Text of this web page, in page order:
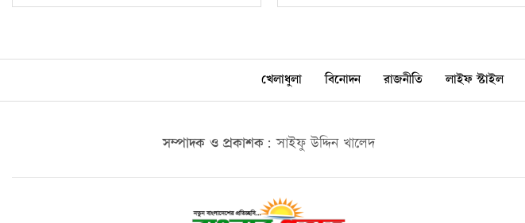
খেলাধুলা বিনোদন রাজনীতি লাইফ স্টাইল
সম্পাদক ও প্রকাশক: সাইফু উদ্দিন খালেদ